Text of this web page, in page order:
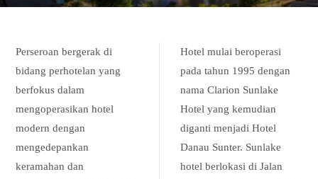
Perseroan bergerak di
bidang perhotelan yang
berfokus dalam
mengoperasikan hotel
modern dengan
mengedepankan
keramahan dan
Hotel mulai beroperasi
pada tahun 1995 dengan
nama Clarion Sunlake
Hotel yang kemudian
diganti menjadi Hotel
Danau Sunter. Sunlake
hotel berlokasi di Jalan